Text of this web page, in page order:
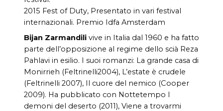
2015 Fest of Duty, Presentato in vari festival
internazionali. Premio Idfa Amsterdam
Bijan Zarmandili vive in Italia dal 1960 e ha fatto
parte dell’opposizione al regime dello scià Reza
Pahlavi in esilio. I suoi romanzi: La grande casa di
Monirrieh (Feltrinelli2004), L’estate è crudele
(Feltrinelli 2007), Il cuore del nemico (Cooper
2009). Ha pubblicato con Nottetempo I
demoni del deserto (2011), Viene a trovarmi